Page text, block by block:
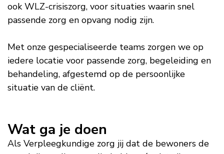
ook WLZ-crisiszorg, voor situaties waarin snel
passende zorg en opvang nodig zijn.
Met onze gespecialiseerde teams zorgen we op
iedere locatie voor passende zorg, begeleiding en
behandeling, afgestemd op de persoonlijke
situatie van de cliënt.
Wat ga je doen
Als Verpleegkundige zorg jij dat de bewoners de